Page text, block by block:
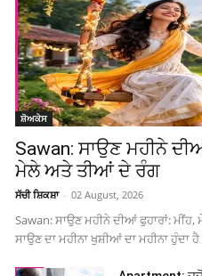
ਸ਼ੋਅਕੇਸ
Sawan: ਸਾਉਣ ਮਹੀਨੇ
ਮੇਲੇ ਅਤੇ ਤੀਆਂ ਦੇ ਰੰਗ
ਸੱਚੀ ਸ਼ਿਕਸ਼ਾ - 02 August, 2026
Sawan: ਸਾਉਣ ਮਹੀਨੇ ਦੀਆਂ ਫੁਹਾਰਾਂ:
ਸਾਉਣ ਦਾ ਮਹੀਨਾ ਖੁਸ਼ੀਆਂ ਦਾ ਮਹੀਨਾ ਹੁੰਦਾ